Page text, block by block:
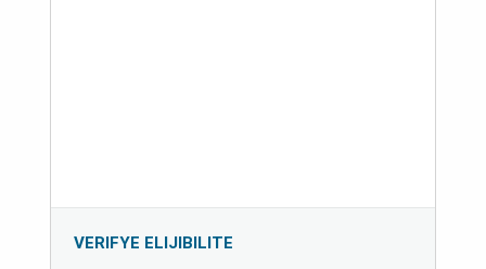
VERIFYE ELIJIBILITE